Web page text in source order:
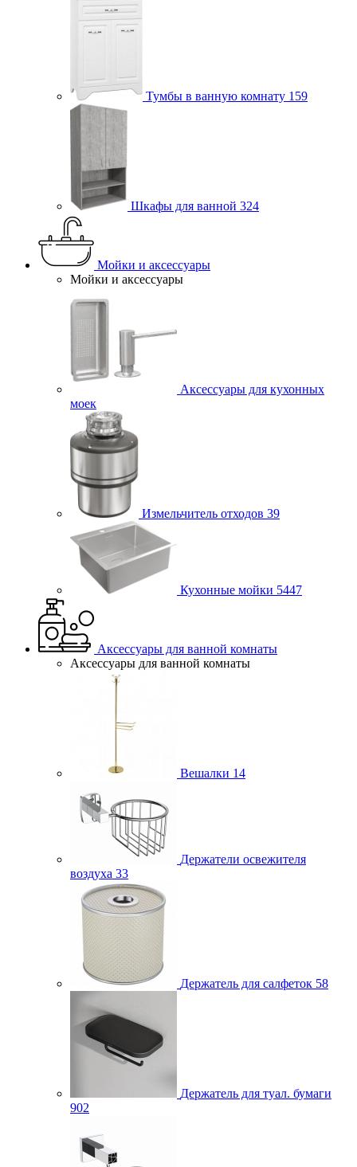
Тумбы в ванную комнату 159
Шкафы для ванной 324
Мойки и аксессуары
Мойки и аксессуары
Аксессуары для кухонных
моек
Измельчитель отходов 39
Кухонные мойки 5447
Аксессуары для ванной комнаты
Аксессуары для ванной комнаты
Вешалки 14
Держатели освежителя
воздуха 33
Держатель для салфеток 58
Держатель для туал. бумаги
902